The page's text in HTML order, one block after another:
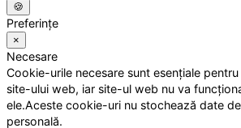
🍪
Preferințe
×
Necesare
Cookie-urile necesare sunt esențiale
site-ului web, iar site-ul web nu va
ele.Aceste cookie-uri nu stochează date
personală.